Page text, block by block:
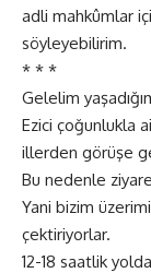
adli mahkûmlar
söyleyebilirim.
* * *
Gelelim
Ezici çoğunlukla
illerden görüşe
Bu nedenle
Yani bizim
çektiriyorlar.
12-18 saatlik